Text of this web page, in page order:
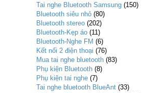
Tai nghe Bluetooth Samsung (150)
Bluetooth siêu nhỏ (80)
Bluetooth stereo (202)
Bluetooth-Kẹp áo (11)
Bluetooth-Nghe FM (6)
Kết nối 2 điện thoại (76)
Mua tai nghe bluetooth (83)
Phụ kiện Bluetooth (8)
Phụ kiện tai nghe (7)
Tai nghe bluetooth BlueAnt (33)